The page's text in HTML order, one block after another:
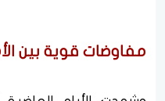
مفاوضات قوية بين